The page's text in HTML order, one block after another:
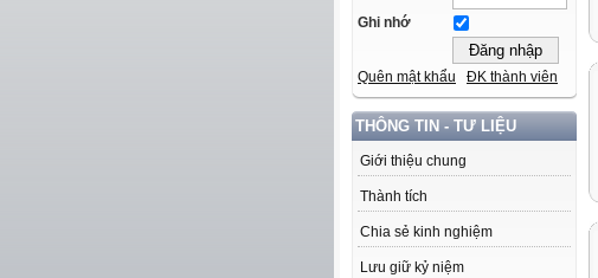
Ghi nhớ
Quên mật khẩu ĐK thành viên
THÔNG TIN - TƯ LIỆU
Giới thiệu chung
Thành tích
Chia sẻ kinh nghiệm
Lưu giữ kỷ niệm